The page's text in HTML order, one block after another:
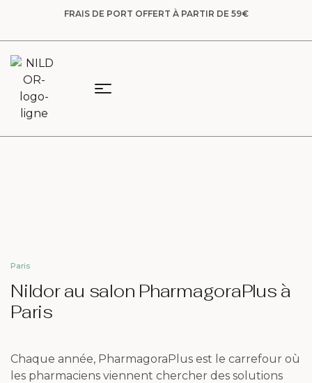
FRAIS DE PORT OFFERT À PARTIR DE 59€
Paris
Nildor au salon PharmagoraPlus à
Paris
Chaque année, PharmagoraPlus est le carrefour où
les pharmaciens viennent chercher des solutions